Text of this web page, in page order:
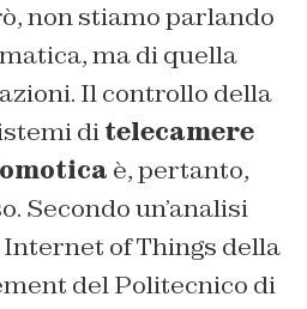
non stiamo parlando
ma di quella
Il controllo della
ditelecamere
è, pertanto,
Secondo un’analisi
of Things della
del Politecnico di